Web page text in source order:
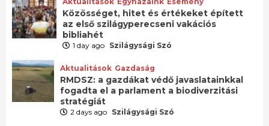
Közösséget, hitet és értékeket épített
az első szilágyperecseni vakációs
bibliahét
1 day ago Szilágysági Szó
Aktualitások Gazdaság
RMDSZ: a gazdákat védő javaslatainkkal
fogadta el a parlament a biodiverzitási
stratégiát
2 days ago Szilágysági Szó